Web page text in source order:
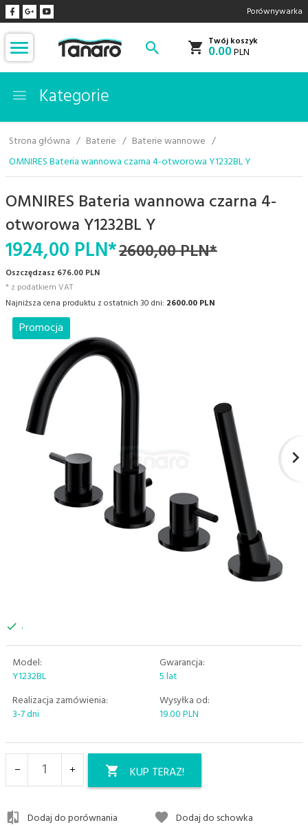
Porównywarka
Twój koszyk
0.00PLN
Kategorie
Strona główna Baterie
Baterie wannowe
OMNIRES Bateria wannowa czarna 4-otworowa Y1232BL Y
OMNIRES Bateria wannowa czarna 4-
otworowa Y1232BL Y
1924,00 PLN*2600,00 PLN*
Oszczędzasz 676.00 PLN
* z podatkiem VAT
Najniższa cena produktu z ostatnich 30 dni: 2600.00 PLN
Promocja
.
Model:
Y1232BL
Gwarancja:
5 lat
Realizacja zamówienia:
3-7 dni
Wysyłka od:
19.00 PLN
KUP TERAZ!
Dodaj do porównania Dodaj do schowka